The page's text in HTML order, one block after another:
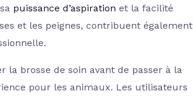
puissance d’aspiration et la facilité
et les peignes, contribuent également
brosse de soin avant de passer à la
pour les animaux. Les utilisateurs